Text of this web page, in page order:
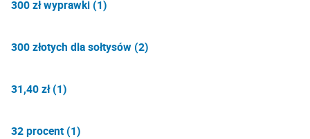
300 zł wyprawki (1)
300 złotych dla sołtysów (2)
31,40 zł (1)
32 procent (1)